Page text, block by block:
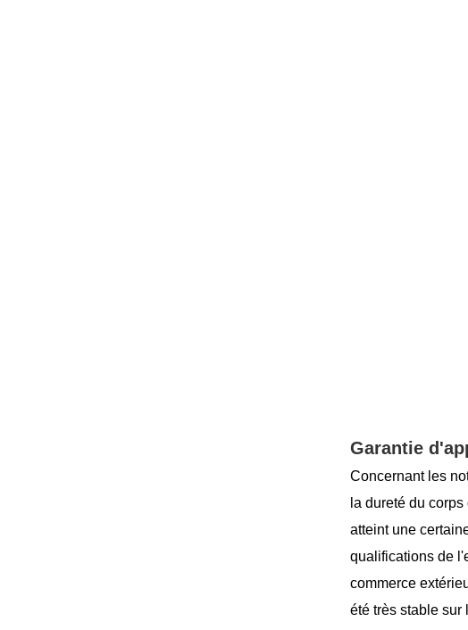
Garantie
Concernant les
la dureté du
atteint une
qualifications de
commerce
été très stable sur